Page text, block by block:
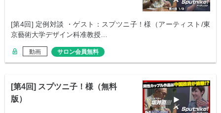
[第4回] 定例対談 ・ゲスト：スプツニ子！様（アーティスト/東
京藝術大学デザイン科准教授…
動画 サロン会員無料
[第4回] スプツニ子！様（無料
版）